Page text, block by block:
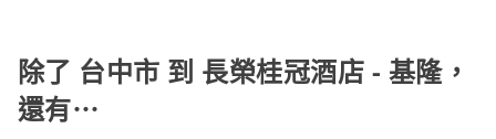
就顯得非常不便。
客車最多座位數量就是9人，如扣掉司機就只能乘坐8位
乘客，如果要10人以上就是營業大客車的範疇，也就是
中型巴士或大型遊覽車。非法改裝的車輛，不僅與車輛
除了 台中市 到 長榮桂冠酒店 - 基隆，
還有⋯